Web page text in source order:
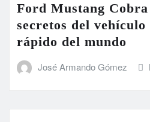
Ford Mustang
secretos del
rápido del mundo
José Armando Gómez